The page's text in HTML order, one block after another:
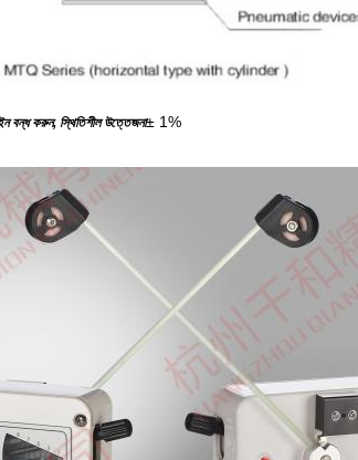
বন্ধ করুন, স্থিতিশীল উত্তেজনা± 1%